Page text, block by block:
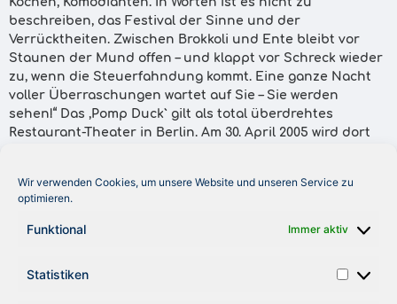
Wir verwenden Cookies, um unsere Website und unseren Service zu
optimieren.
Funktional Immer aktiv
Statistiken
beschreiben, das Festival der Sinne und der
Verrücktheiten. Zwischen Brokkoli und Ente bleibt vor
Staunen der Mund offen – und klappt vor Schreck wieder
zu, wenn die Steuerfahndung kommt. Eine ganze Nacht
voller Überraschungen wartet auf Sie – Sie werden
sehen!“ Das ,Pomp Duck` gilt als total überdrehtes
Restaurant-Theater in Berlin. Am 30. April 2005 wird dort
(inkl. 4-Gänge-Menü und Getränke die ganze Nacht) laden
wir Sie ein, an diesem einzigartigen Event teilzunehmen
und einen Blick in die ,Mitglieder`-Welt von Royal Fishing
der 15. 1. 2005.“